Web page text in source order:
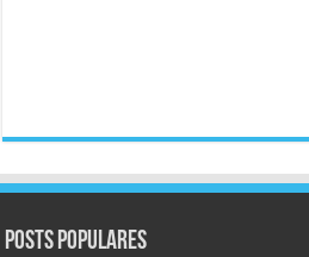
Posts populares